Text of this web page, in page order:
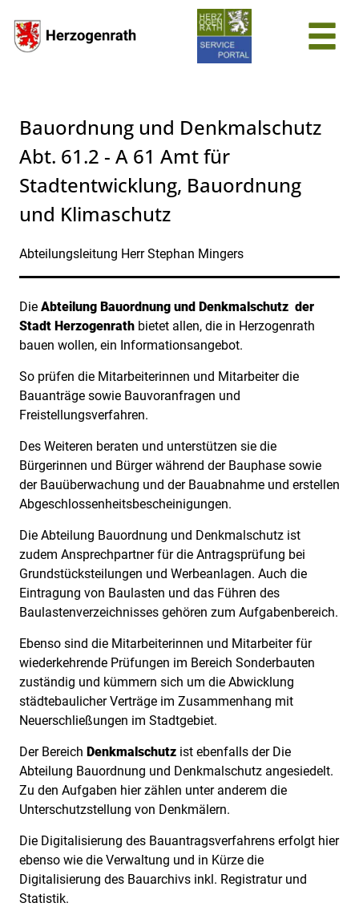
Bauordnung und Denkmalschutz
Abt. 61.2 - A 61 Amt für
Stadtentwicklung, Bauordnung
und Klimaschutz
Kurzbezeichnung
Abteilungsleitung Herr Stephan Mingers
Beschreibung
Die Abteilung Bauordnung und Denkmalschutz der
Stadt Herzogenrath bietet allen, die in Herzogenrath
bauen wollen, ein Informationsangebot.
So prüfen die Mitarbeiterinnen und Mitarbeiter die
Bauanträge sowie Bauvoranfragen und
Freistellungsverfahren.
Des Weiteren beraten und unterstützen sie die
Bürgerinnen und Bürger während der Bauphase sowie
der Bauüberwachung und der Bauabnahme und erstellen
Abgeschlossenheitsbescheinigungen.
Die Abteilung Bauordnung und Denkmalschutz ist
zudem Ansprechpartner für die Antragsprüfung bei
Grundstücksteilungen und Werbeanlagen. Auch die
Eintragung von Baulasten und das Führen des
Baulastenverzeichnisses gehören zum Aufgabenbereich.
Ebenso sind die Mitarbeiterinnen und Mitarbeiter für
wiederkehrende Prüfungen im Bereich Sonderbauten
zuständig und kümmern sich um die Abwicklung
städtebaulicher Verträge im Zusammenhang mit
Neuerschließungen im Stadtgebiet.
Der Bereich Denkmalschutz ist ebenfalls der Die
Abteilung Bauordnung und Denkmalschutz angesiedelt.
Zu den Aufgaben hier zählen unter anderem die
Unterschutzstellung von Denkmälern.
Die Digitalisierung des Bauantragsverfahrens erfolgt hier
ebenso wie die Verwaltung und in Kürze die
Digitalisierung des Bauarchivs inkl. Registratur und
Statistik.